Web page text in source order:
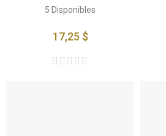
5 Disponibles
17,25 $